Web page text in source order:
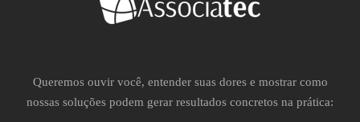
Queremos ouvir você, entender suas dores e mostrar como
nossas soluções podem gerar resultados concretos na prática: